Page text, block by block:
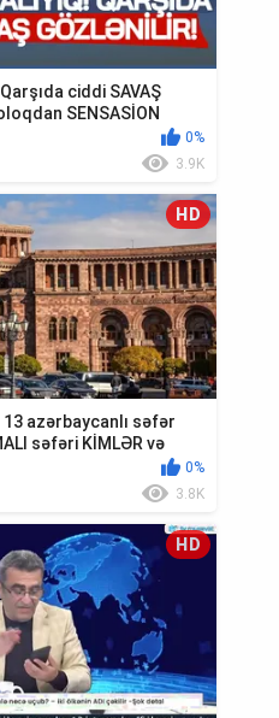
ciddi SAVAŞ
SENSASİON
0%
3.9K
HD
azərbaycanlı səfər
səfəri KİMLƏR və
0%
3.8K
HD